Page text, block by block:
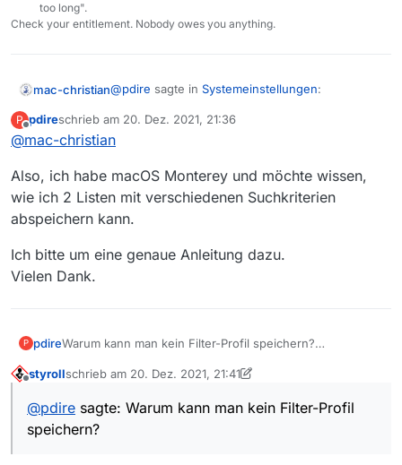
betrieben wird.
Drittens: Deine Ausrufezeichen-Taste klemmt.
too long".
Check your entitlement. Nobody owes you anything.
mac-christian@pdire sagte in Systemeinstellungen:
Mit solchen Aussagen wäre ich an deiner Stelle
seeeehr vorsichtig.
Erstens gibts keine MAC Systeme - MAC ist kein
Control”. Jeder Computer hat mindestens eine
Der Computer heist “Mac” oder “Macintosh”,
ich würde die Tastatur putzen oder ersetzen.
P pdireschrieb am 20. Dez. 2021, 21:36
zuletzt editiert von
@mac-christian
Also, ich habe macOS Monterey und möchte wissen,
wie ich 2 Listen mit verschiedenen Suchkriterien
abspeichern kann.
Ich bitte um eine genaue Anleitung dazu.
Vielen Dank.
P pdireWarum kann man kein Filter-Profil speichern?
entsprechenden Einstellungen speichern könnte und ein
speichern kann!
styrollschrieb am 20. Dez. 2021, 21:41
zuletzt editiert von styroll
@pdire sagte: Warum kann man kein Filter-Profil
speichern?